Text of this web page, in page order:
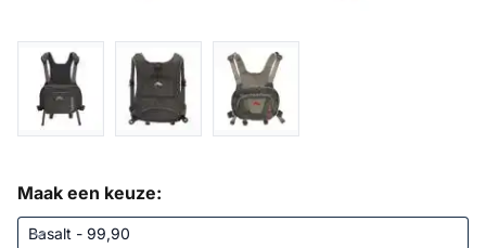
Maak een keuze: